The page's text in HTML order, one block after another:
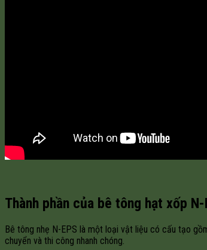
Thành phần của bê tông hạt xốp N-
Bê tông nhẹ N-EPS là một loại vật liệu có cấu tạo
chuyển và thi công nhanh chóng.